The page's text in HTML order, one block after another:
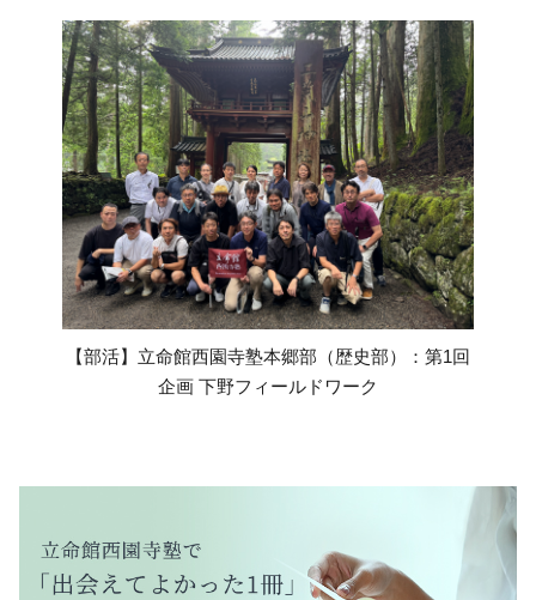
【部活】立命館西園寺塾本郷部（歴史部）：第1回
企画 下野フィールドワーク